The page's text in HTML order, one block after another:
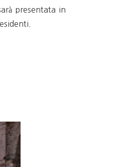
presentata in